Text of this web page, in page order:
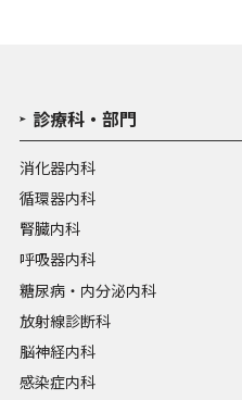
診療科・部門
消化器内科
循環器内科
腎臓内科
呼吸器内科
糖尿病・内分泌内科
放射線診断科
脳神経内科
感染症内科